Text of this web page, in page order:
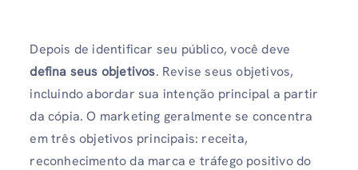
Depois de identificar seu público, você deve
defina seus objetivos. Revise seus objetivos,
incluindo abordar sua intenção principal a partir
da cópia. O marketing geralmente se concentra
em três objetivos principais: receita,
reconhecimento da marca e tráfego positivo do